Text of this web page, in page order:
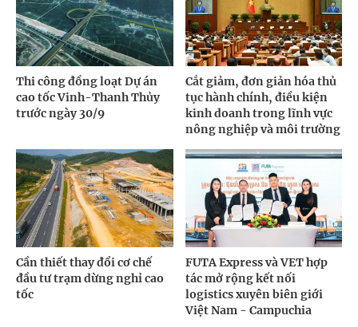
Thi công đồng loạt Dự án
cao tốc Vinh-Thanh Thủy
trước ngày 30/9
Cắt giảm, đơn giản hóa thủ
tục hành chính, điều kiện
kinh doanh trong lĩnh vực
nông nghiệp và môi trường
Cần thiết thay đổi cơ chế
đầu tư trạm dừng nghỉ cao
tốc
FUTA Express và VET hợp
tác mở rộng kết nối
logistics xuyên biên giới
Việt Nam - Campuchia